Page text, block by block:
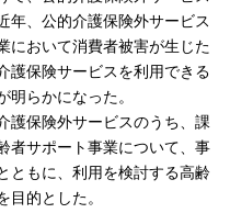
年、公的介護保険外サービス
において消費者被害が生じた
護保険サービスを利用できる
明らかになった。
保険外サービスのうち、課
者サポート事業について、事
ともに、利用を検討する高齢
的とした。